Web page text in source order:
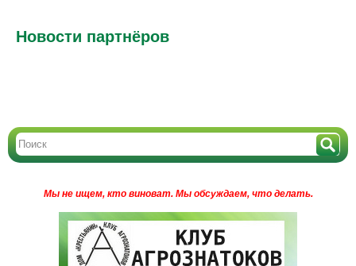
Новости партнёров
Мы не ищем, кто виноват. Мы обсуждаем, что делать.